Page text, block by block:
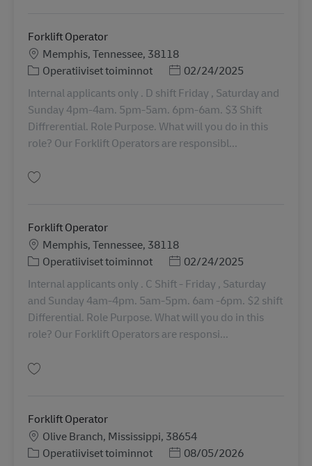
Forklift Operator
SijaintiMemphis, Tennessee, 38118
Tehtäväalue
Operatiiviset toiminnot Posted Date
02/24/2025
Internal applicants only . D shift Friday , Saturday and
Sunday 4pm-4am. 5pm-5am. 6pm-6am. $3 Shift
Diffrerential. Role Purpose. What will you do in this
role? Our Forklift Operators are responsibl...
Forklift Operator
SijaintiMemphis, Tennessee, 38118
Tehtäväalue
Operatiiviset toiminnot Posted Date
02/24/2025
Internal applicants only . C Shift - Friday , Saturday
and Sunday 4am-4pm. 5am-5pm. 6am -6pm. $2 shift
Differential. Role Purpose. What will you do in this
role? Our Forklift Operators are responsi...
Forklift Operator
SijaintiOlive Branch, Mississippi, 38654
Tehtäväalue
Operatiiviset toiminnot Posted Date
08/05/2026